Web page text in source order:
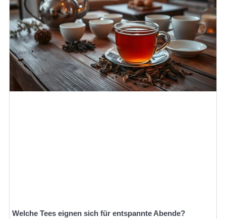
Welche Tees eignen sich für entspannte Abende?